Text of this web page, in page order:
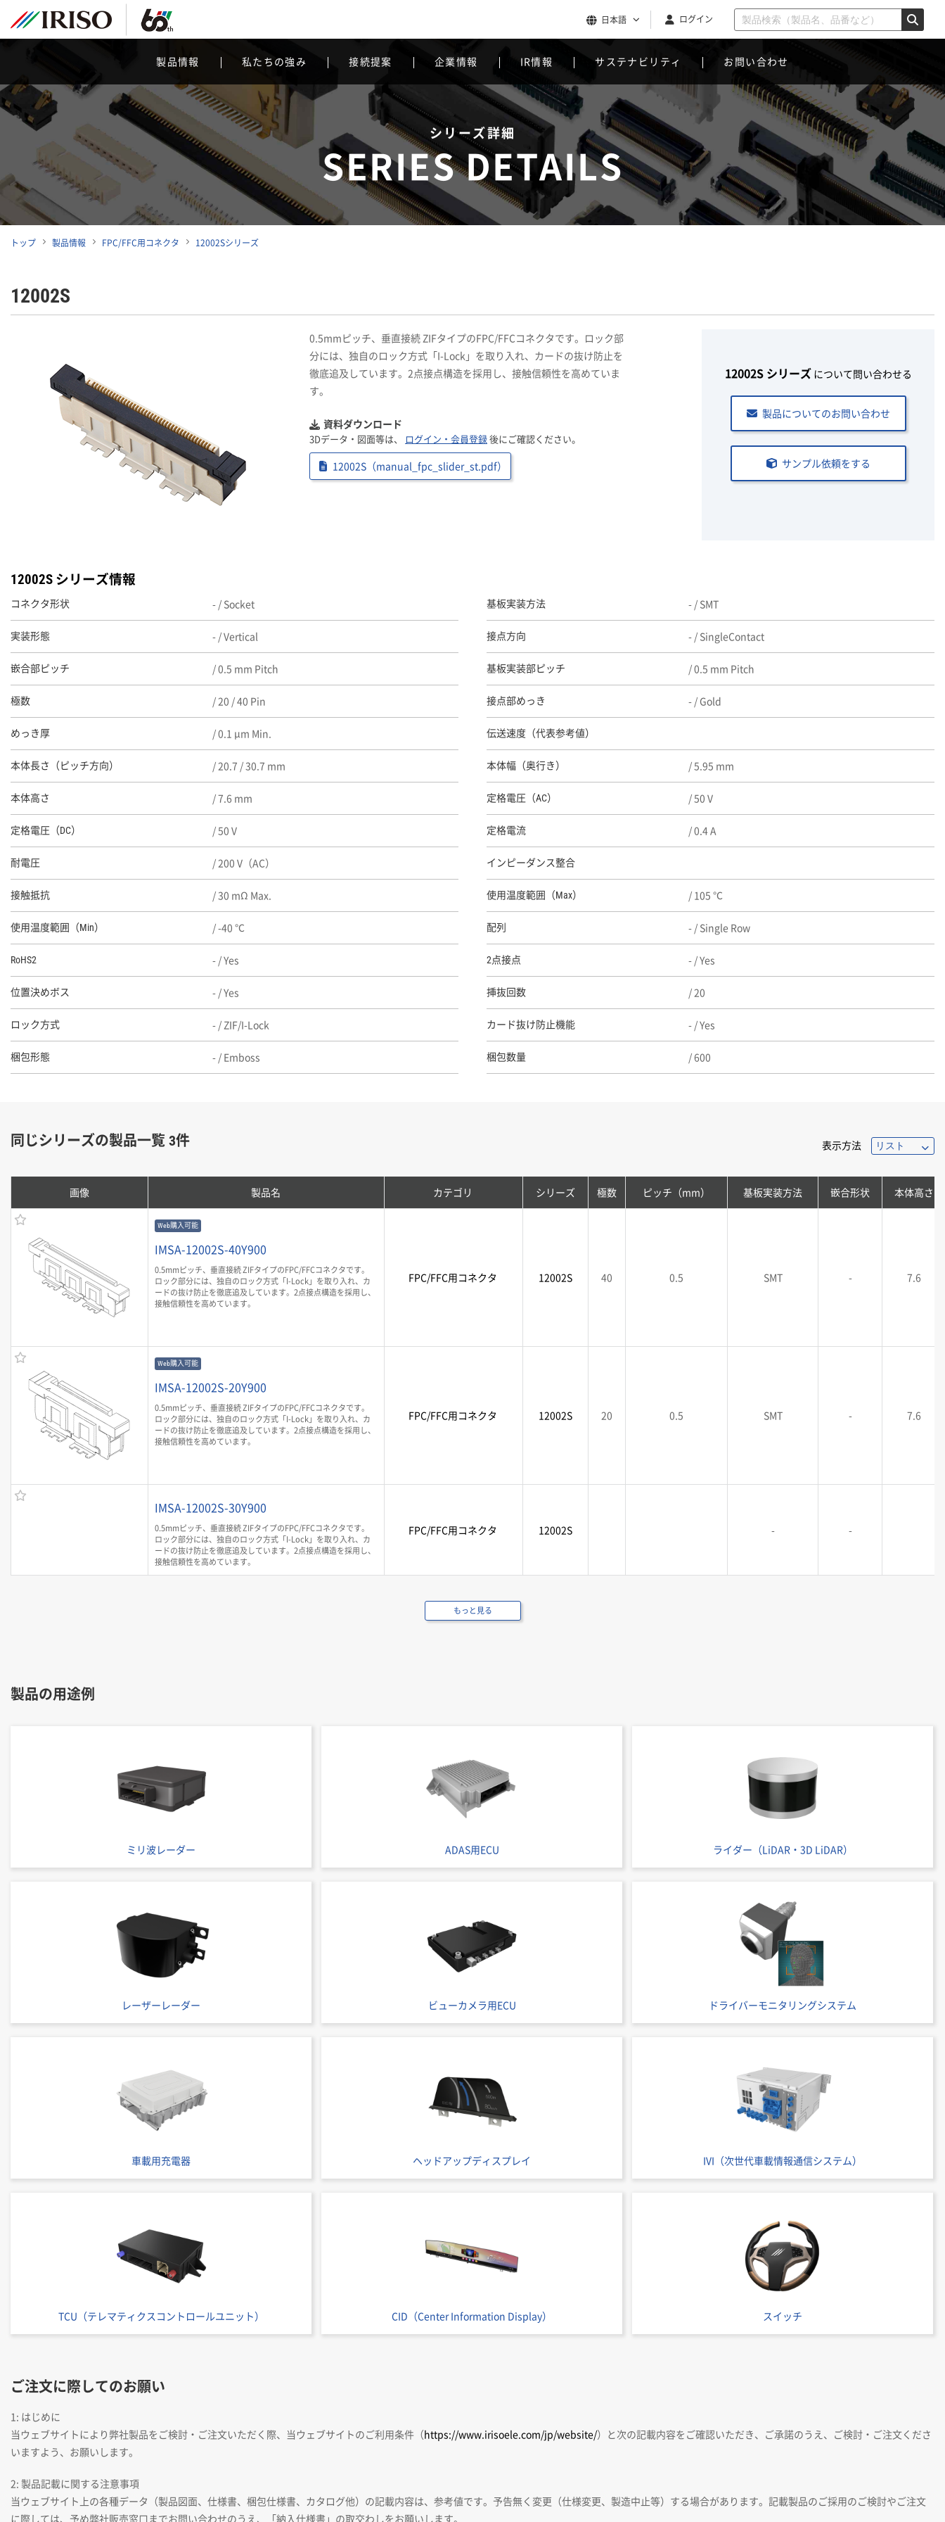
日本語 ログイン
製品情報 私たちの強み 接続提案 企業情報 IR情報 サステナビリティ お問い合わせ
シリーズ詳細
SERIES DETAILS
トップ 製品情報 FPC/FFC用コネクタ 12002Sシリーズ
12002S
0.5mmピッチ、垂直接続 ZIFタイプのFPC/FFCコネクタです。ロック部
分には、独自のロック方式「I-Lock」を取り入れ、カードの抜け防止を
徹底追及しています。2点接点構造を採用し、接触信頼性を高めていま
す。
資料ダウンロード
3Dデータ・図面等は、 ログイン・会員登録後にご確認ください。
12002S（manual_fpc_slider_st.pdf）
12002S シリーズについて問い合わせる
製品についてのお問い合わせ
サンプル依頼をする
12002S シリーズ情報
コネクタ形状 - / Socket 基板実装方法 - / SMT
実装形態 - / Vertical 接点方向 - / SingleContact
嵌合部ピッチ / 0.5 mm Pitch 基板実装部ピッチ / 0.5 mm Pitch
極数 / 20 / 40 Pin 接点部めっき - / Gold
めっき厚 / 0.1 μm Min. 伝送速度（代表参考値）
本体長さ（ピッチ方向） / 20.7 / 30.7 mm 本体幅（奥行き） / 5.95 mm
本体高さ / 7.6 mm 定格電圧（AC） / 50 V
定格電圧（DC） / 50 V 定格電流 / 0.4 A
耐電圧 / 200 V（AC） インピーダンス整合
接触抵抗 / 30 mΩ Max. 使用温度範囲（Max） / 105 ℃
使用温度範囲（Min） / -40 ℃ 配列 - / Single Row
RoHS2 - / Yes 2点接点 - / Yes
位置決めボス - / Yes 挿抜回数 / 20
ロック方式 - / ZIF/I-Lock カード抜け防止機能 - / Yes
梱包形態 - / Emboss 梱包数量 / 600
同じシリーズの製品一覧 3件 表示方法
画像 製品名 カテゴリ シリーズ 極数 ピッチ（mm） 基板実装方法 嵌合形状 本体高さ
Web購入可能
IMSA-12002S-40Y900
0.5mmピッチ、垂直接続 ZIFタイプのFPC/FFCコネクタです。
ロック部分には、独自のロック方式「I-Lock」を取り入れ、カ
ードの抜け防止を徹底追及しています。2点接点構造を採用し、
接触信頼性を高めています。
FPC/FFC用コネクタ 12002S 40 0.5 SMT - 7.6
Web購入可能
IMSA-12002S-20Y900
0.5mmピッチ、垂直接続 ZIFタイプのFPC/FFCコネクタです。
ロック部分には、独自のロック方式「I-Lock」を取り入れ、カ
ードの抜け防止を徹底追及しています。2点接点構造を採用し、
接触信頼性を高めています。
FPC/FFC用コネクタ 12002S 20 0.5 SMT - 7.6
IMSA-12002S-30Y900
0.5mmピッチ、垂直接続 ZIFタイプのFPC/FFCコネクタです。
ロック部分には、独自のロック方式「I-Lock」を取り入れ、カ
ードの抜け防止を徹底追及しています。2点接点構造を採用し、
接触信頼性を高めています。
FPC/FFC用コネクタ 12002S - -
もっと見る
製品の用途例
ミリ波レーダー ADAS用ECU ライダー（LiDAR・3D LiDAR）
レーザーレーダー ビューカメラ用ECU ドライバーモニタリングシステム
車載用充電器 ヘッドアップディスプレイ IVI（次世代車載情報通信システム）
TCU（テレマティクスコントロールユニット） CID（Center Information Display） スイッチ
ご注文に際してのお願い
1: はじめに
当ウェブサイトにより弊社製品をご検討・ご注文いただく際、当ウェブサイトのご利用条件（https://www.irisoele.com/jp/website/）と次の記載内容をご確認いただき、ご承諾のうえ、ご検討・ご注文くださ
いますよう、お願いします。
2: 製品記載に関する注意事項
当ウェブサイト上の各種データ（製品図面、仕様書、梱包仕様書、カタログ他）の記載内容は、参考値です。予告無く変更（仕様変更、製造中止等）する場合があります。記載製品のご採用のご検討やご注文
に際しては、予め弊社販売窓口までお問い合わせのうえ、「納入仕様書」の取交わしをお願いします。